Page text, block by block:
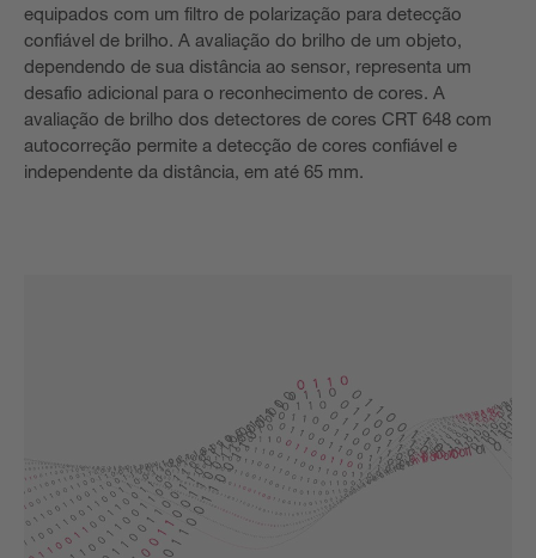
equipados com um filtro de polarização para detecção
confiável de brilho. A avaliação do brilho de um objeto,
dependendo de sua distância ao sensor, representa um
desafio adicional para o reconhecimento de cores. A
avaliação de brilho dos detectores de cores CRT 648 com
autocorreção permite a detecção de cores confiável e
independente da distância, em até 65 mm.